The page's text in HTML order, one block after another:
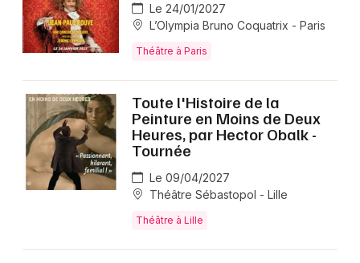
Le 24/01/2027
L’Olympia Bruno Coquatrix - Paris
Théâtre à Paris
Toute l'Histoire de la
Peinture en Moins de Deux
Heures, par Hector Obalk -
Tournée
Le 09/04/2027
Théâtre Sébastopol - Lille
Théâtre à Lille